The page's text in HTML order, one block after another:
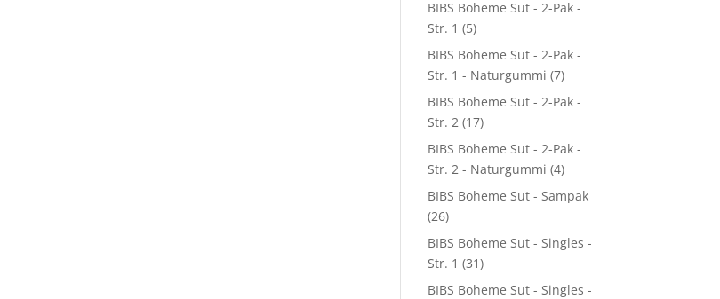
BIBS Boheme Sut - 2-Pak -
Str. 1 (5)
BIBS Boheme Sut - 2-Pak -
Str. 1 - Naturgummi (7)
BIBS Boheme Sut - 2-Pak -
Str. 2 (17)
BIBS Boheme Sut - 2-Pak -
Str. 2 - Naturgummi (4)
BIBS Boheme Sut - Sampak
(26)
BIBS Boheme Sut - Singles -
Str. 1 (31)
BIBS Boheme Sut - Singles -